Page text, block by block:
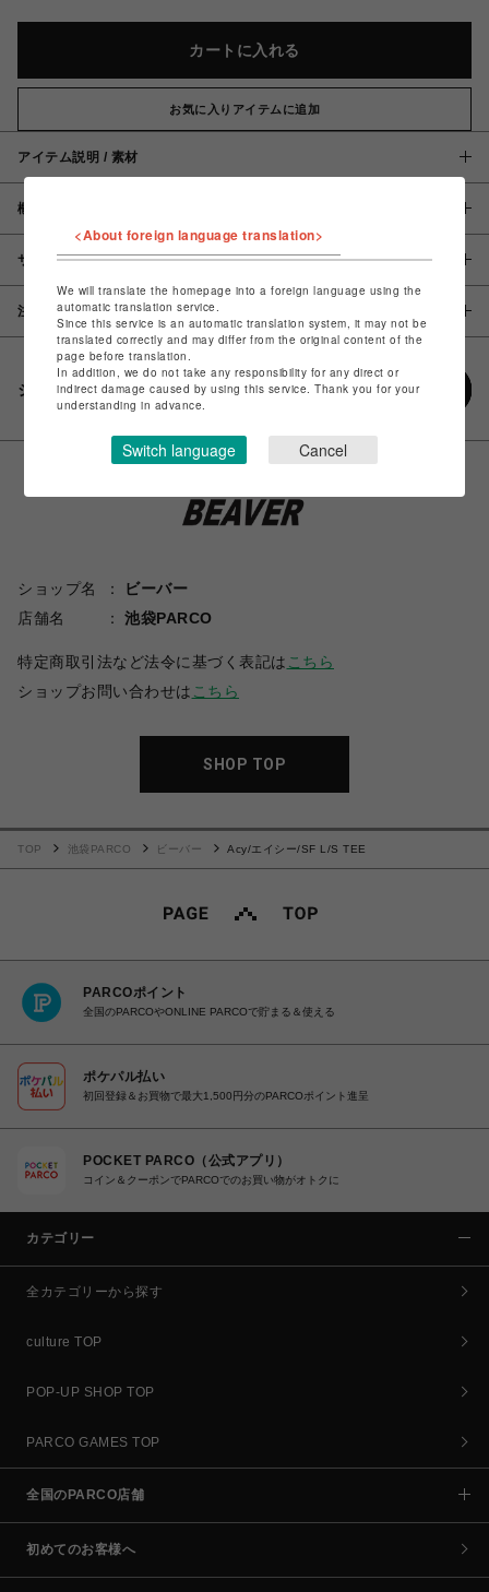
カートに入れる
お気に入りアイテムに追加
アイテム説明 / 素材
概要
サイズ
注意事項
シェアする
ショップ名
ビーバー
店舗名
池袋PARCO
特定商取引法など法令に基づく表記は こちら
ショップお問い合わせは こちら
SHOP TOP
TOP 池袋PARCO ビーバー Acy/エイシー/SF L/S TEE
PARCOポイント
全国のPARCOやONLINE PARCOで貯まる＆使える
ポケパル払い
初回登録＆お買物で最大1,500円分のPARCOポイント進呈
POCKET PARCO（公式アプリ）
コイン＆クーポンでPARCOでのお買い物がオトクに
カテゴリー
全カテゴリーから探す
culture TOP
POP-UP SHOP TOP
PARCO GAMES TOP
全国のPARCO店舗
初めてのお客様へ
<About foreign language translation>
We will translate the homepage into a foreign language using the
automatic translation service.
Since this service is an automatic translation system, it may not be
translated correctly and may differ from the original content of the
page before translation.
In addition, we do not take any responsibility for any direct or
indirect damage caused by using this service. Thank you for your
understanding in advance.
Switch language Cancel